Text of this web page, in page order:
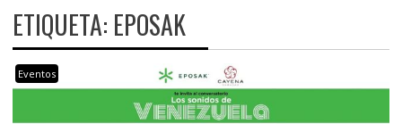
ETIQUETA: EPOSAK
Eventos